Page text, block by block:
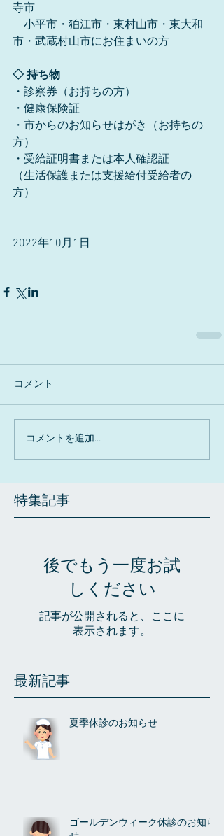
寺市
小平市・狛江市・東村山市・東大和
市・武蔵村山市にお住まいの方
◇ 持ち物
・診察券（お持ちの方）
・健康保険証
・市からのお知らせはがき（お持ちの
方）
・受給証明書または本人確認証
（生活保護または支援給付受給者の
方）
2022年10月1日
コメント
コメントを追加…
特集記事
後でもう一度お試
しください
記事が公開されると、ここに
表示されます。
最新記事
夏季休診のお知らせ
ゴールデンウィーク休診のお知ら